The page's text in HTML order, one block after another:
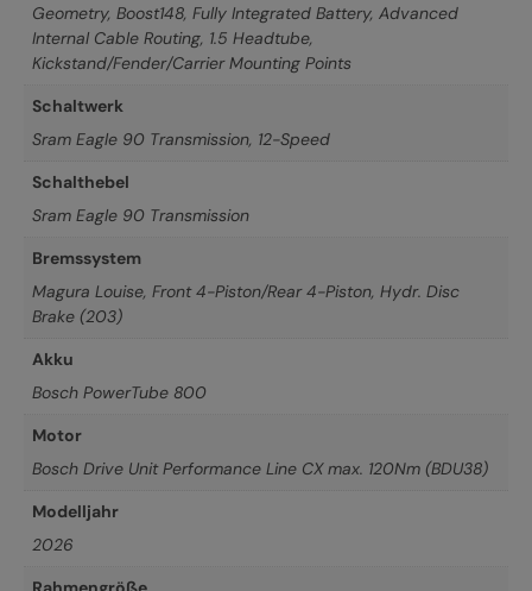
Geometry, Boost148, Fully Integrated Battery, Advanced
Internal Cable Routing, 1.5 Headtube,
Kickstand/Fender/Carrier Mounting Points
Schaltwerk
Sram Eagle 90 Transmission, 12-Speed
Schalthebel
Sram Eagle 90 Transmission
Bremssystem
Magura Louise, Front 4-Piston/Rear 4-Piston, Hydr. Disc
Brake (203)
Akku
Bosch PowerTube 800
Motor
Bosch Drive Unit Performance Line CX max. 120Nm (BDU38)
Modelljahr
2026